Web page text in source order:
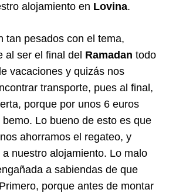
alojamiento en Lovina.
tan pesados con el tema,
al ser el final del Ramadan todo
vacaciones y quizás nos
transporte, pues al final,
porque por unos 6 euros
Lo bueno de esto es que
ahorramos el regateo, y
a nuestro alojamiento. Lo malo
a sabiendas de que
porque antes de montar